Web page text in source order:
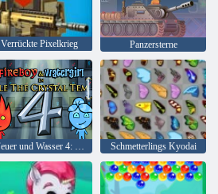
Verrückte Pixelkrieg Panzersterne
Feuer und Wasser 4: Kristalltempel Schmetterlings Kyodai